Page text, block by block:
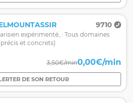
9710
expérimenté, : Tous domaines
et concrets)
3,50€/min0,00€/min
DE SON RETOUR